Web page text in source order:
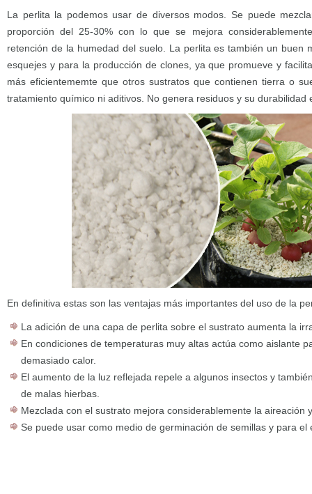
La perlita la podemos usar de diversos modos. Se puede
proporción del 25-30% con lo que se mejora
retención de la humedad del suelo. La perlita es también un buen
esquejes y para la producción de clones, ya que promueve y
más eficientememte que otros sustratos que contienen tierra o
tratamiento químico ni aditivos. No genera residuos y su durabilidad
En definitiva estas son las ventajas más importantes del uso de la
La adición de una capa de perlita sobre el sustrato aumenta la
En condiciones de temperaturas muy altas actúa como aislante
demasiado calor.
El aumento de la luz reflejada repele a algunos insectos y
de malas hierbas.
Mezclada con el sustrato mejora considerablemente la aireación
Se puede usar como medio de germinación de semillas y para